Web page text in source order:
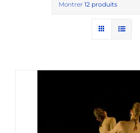
Montrer 12 produits